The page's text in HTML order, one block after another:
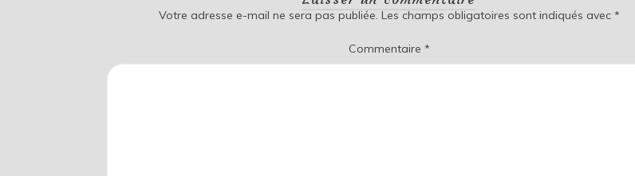
Votre adresse e-mail ne sera pas publiée. Les champs obligatoires sont indiqués avec *
Commentaire *